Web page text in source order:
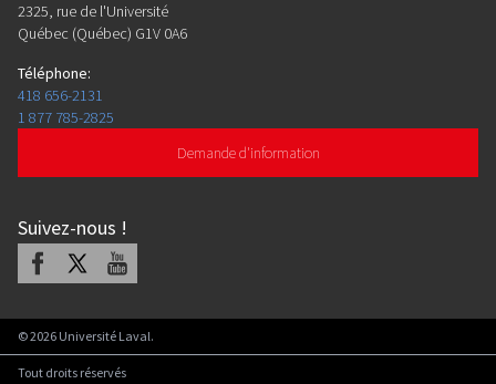
2325, rue de l'Université
Québec (Québec) G1V 0A6
Téléphone:
418 656-2131
1 877 785-2825
Demande d'information
Suivez-nous !
Facebook Youtube
©2026 Université Laval.
Tout droits réservés